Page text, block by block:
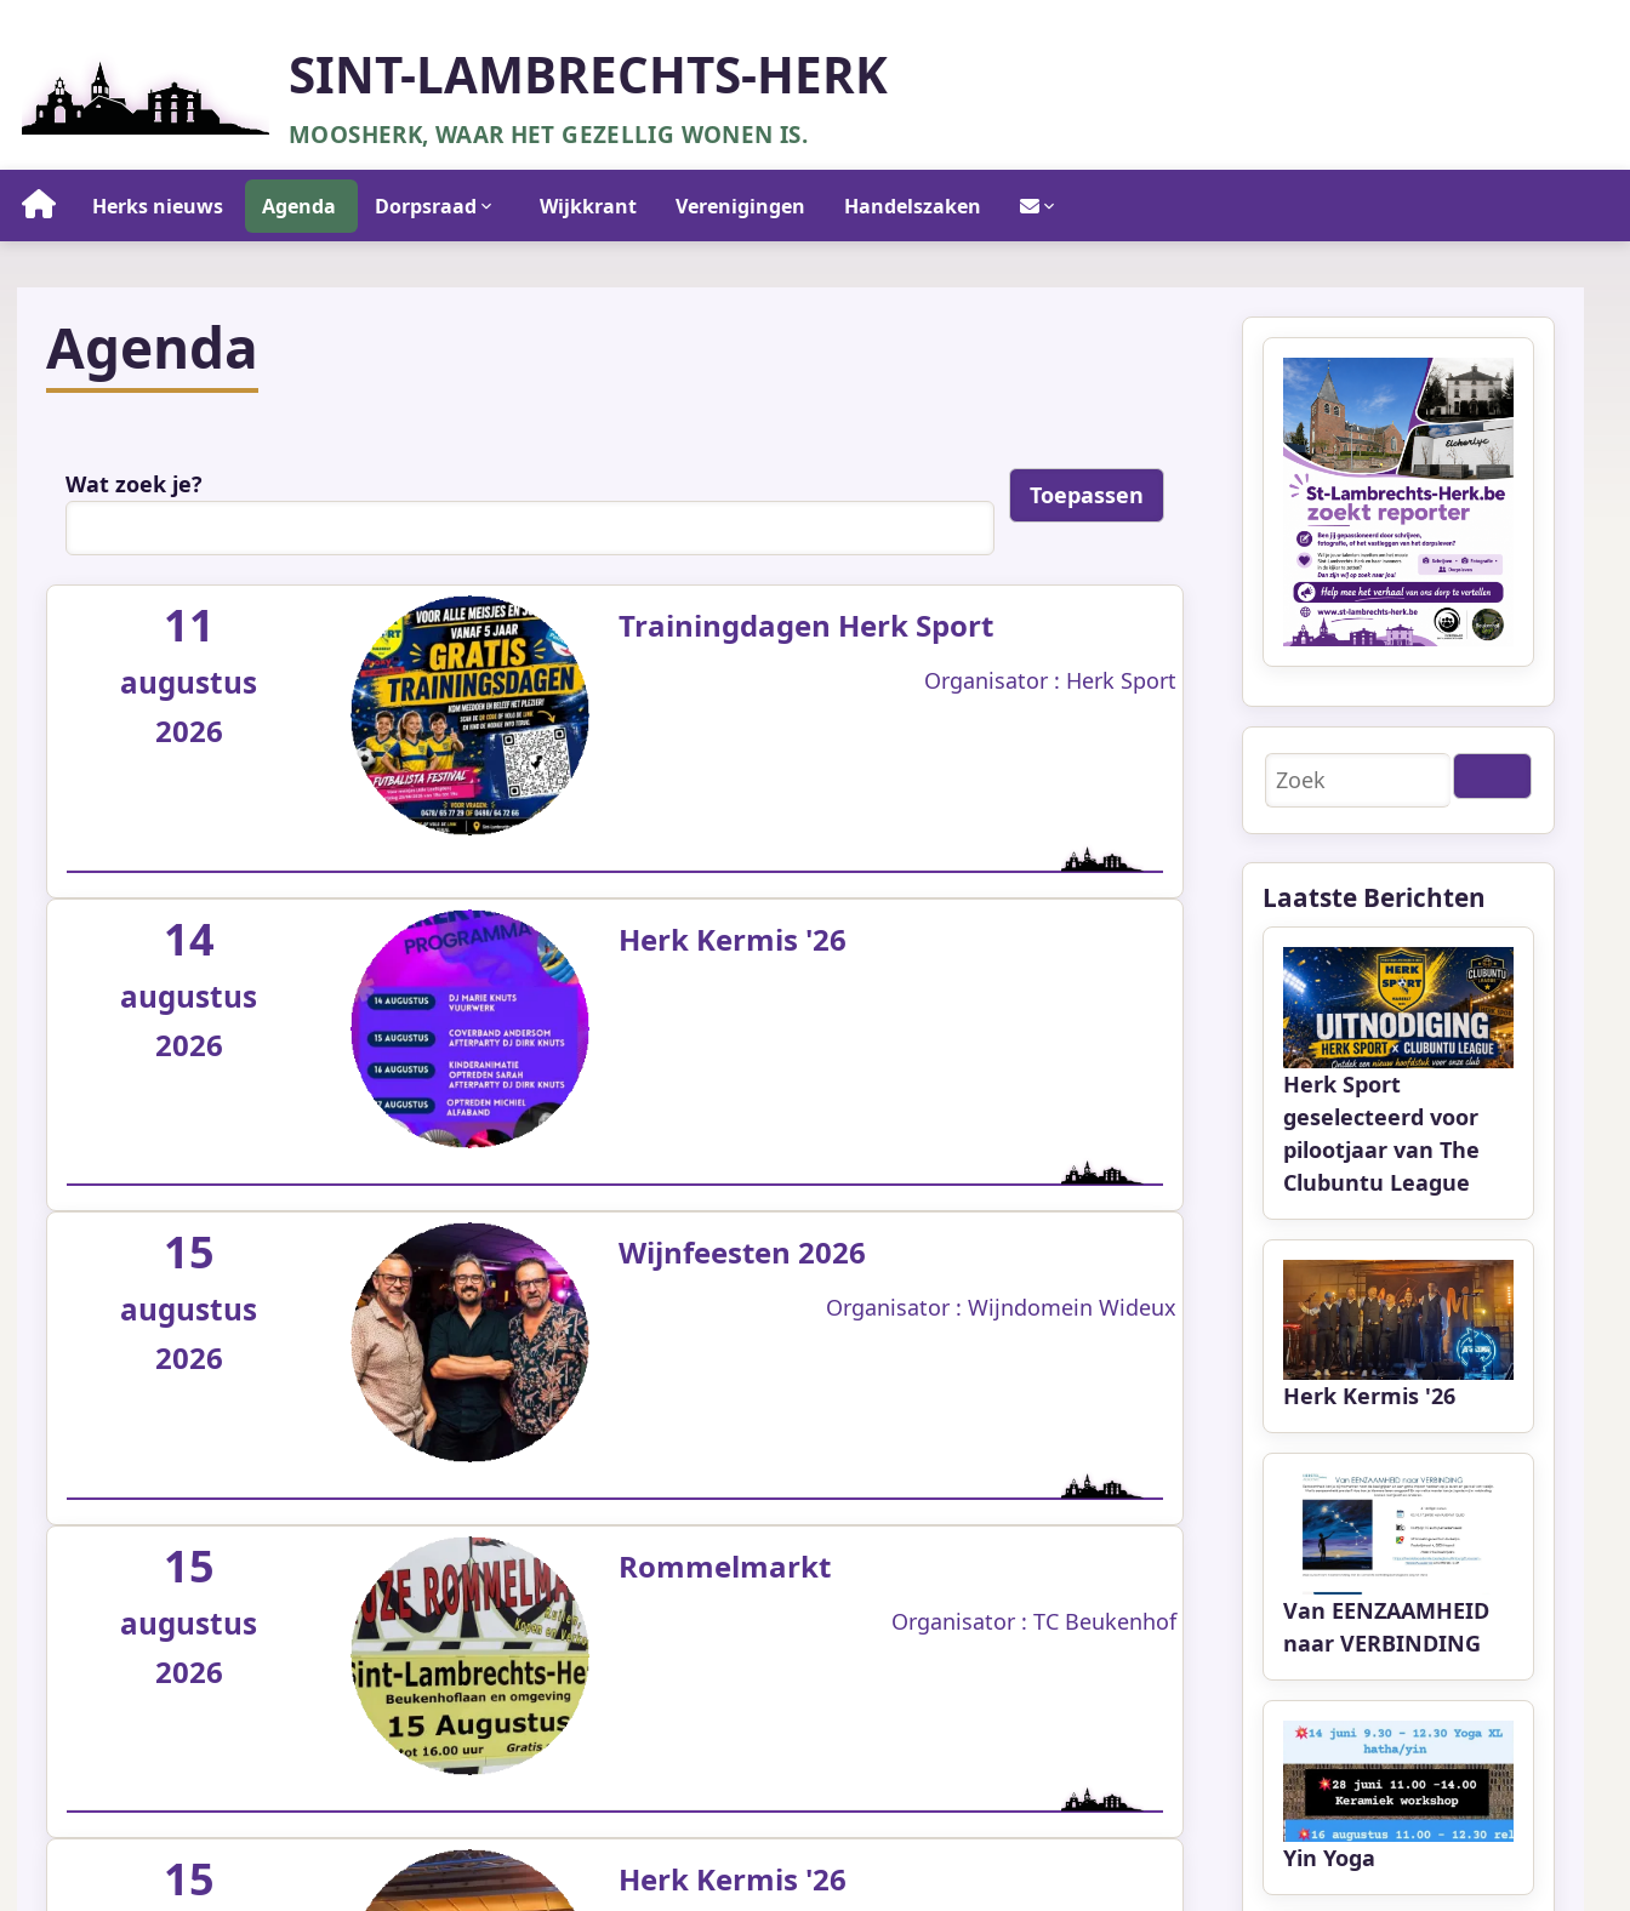
gaan
SINT-LAMBRECHTS-HERK
MOOSHERK, WAAR HET GEZELLIG WONEN IS.
Hoofdnavigatie
Herks nieuws Agenda Dorpsraad Wijkkrant Verenigingen HandelszakenContact/info/agenda
Agenda
Wat zoek je?
11
augustus
2026
Trainingdagen Herk Sport
Organisator : Herk Sport
14
augustus
2026
Herk Kermis '26
15
augustus
2026
Wijnfeesten 2026
Organisator : Wijndomein Wideux
15
augustus
2026
Rommelmarkt
Organisator : TC Beukenhof
15 Herk Kermis '26
Zoeken
Laatste Berichten
Herk Sport
geselecteerd voor
pilootjaar van The
Clubuntu League
Herk Kermis '26
Van EENZAAMHEID
naar VERBINDING
Yin Yoga